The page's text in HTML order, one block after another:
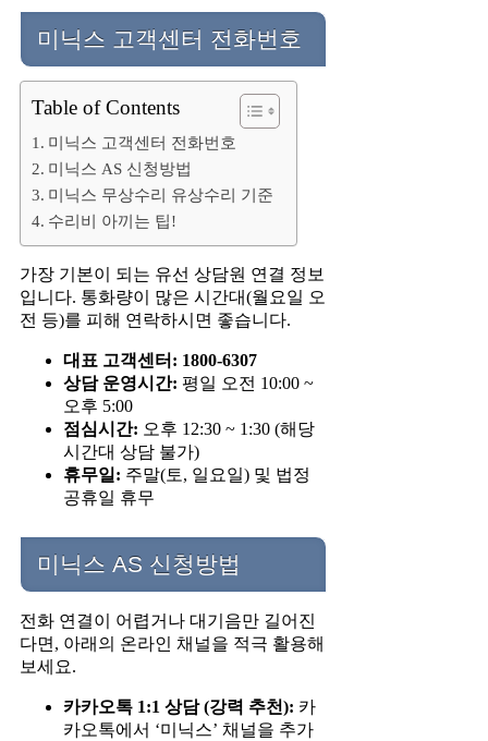
미닉스 고객센터 전화번호
Table of Contents
미닉스 고객센터 전화번호
미닉스 AS 신청방법
미닉스 무상수리 유상수리 기준
수리비 아끼는 팁!
가장 기본이 되는 유선 상담원 연결 정보
입니다. 통화량이 많은 시간대(월요일 오
전 등)를 피해 연락하시면 좋습니다.
대표 고객센터: 1800-6307
상담 운영시간: 평일 오전 10:00 ~
오후 5:00
점심시간: 오후 12:30 ~ 1:30 (해당
시간대 상담 불가)
휴무일: 주말(토, 일요일) 및 법정
공휴일 휴무
미닉스 AS 신청방법
전화 연결이 어렵거나 대기음만 길어진
다면, 아래의 온라인 채널을 적극 활용해
보세요.
카카오톡 1:1 상담 (강력 추천): 카
카오톡에서 ‘미닉스’ 채널을 추가